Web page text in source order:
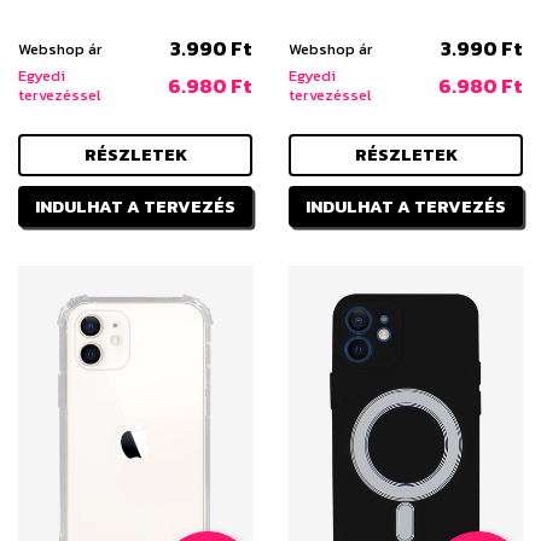
Webshop ár 3.990 Ft
Egyedi
tervezéssel
6.980 Ft
RÉSZLETEK
INDULHAT A TERVEZÉS
Webshop ár 3.990 Ft
Egyedi
tervezéssel
6.980 Ft
RÉSZLETEK
INDULHAT A TERVEZÉS